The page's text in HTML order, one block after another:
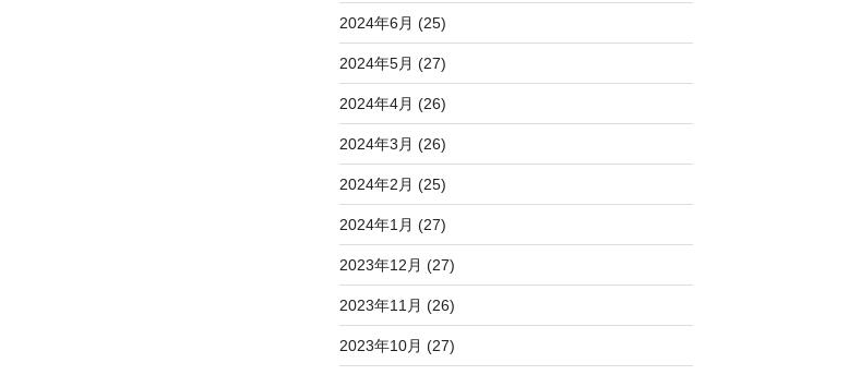
2024年6月 (25)
2024年5月 (27)
2024年4月 (26)
2024年3月 (26)
2024年2月 (25)
2024年1月 (27)
2023年12月 (27)
2023年11月 (26)
2023年10月 (27)